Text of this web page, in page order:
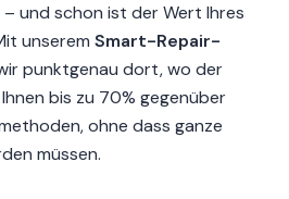
und schon ist der Wert Ihres
unserem Smart-Repair-
punktgenau dort, wo der
bis zu 70% gegenüber
ohne dass ganze
müssen.